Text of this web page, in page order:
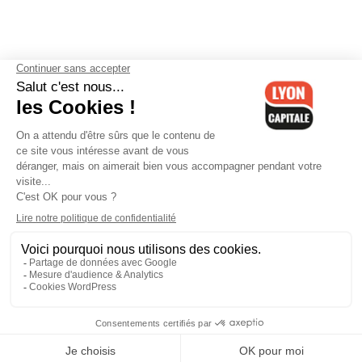
Contactez-nous-Mentions légales-CGV-Politique de
confidentialité-Gestion des cookies
Cedex 06